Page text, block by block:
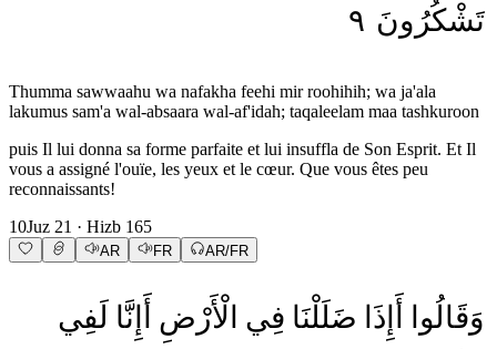
تَشْكُرُونَ ٩
Thumma sawwaahu wa nafakha feehi mir roohihih; wa ja'ala
lakumus sam'a wal-absaara wal-af'idah; taqaleelam maa tashkuroon
puis Il lui donna sa forme parfaite et lui insuffla de Son Esprit. Et Il
vous a assigné l'ouïe, les yeux et le cœur. Que vous êtes peu
reconnaissants!
10Juz 21 · Hizb 165
AR FR AR/FR
وَقَالُوا أَإِذَا ضَلَلْنَا فِي الْأَرْضِ أَإِنَّا لَفِي